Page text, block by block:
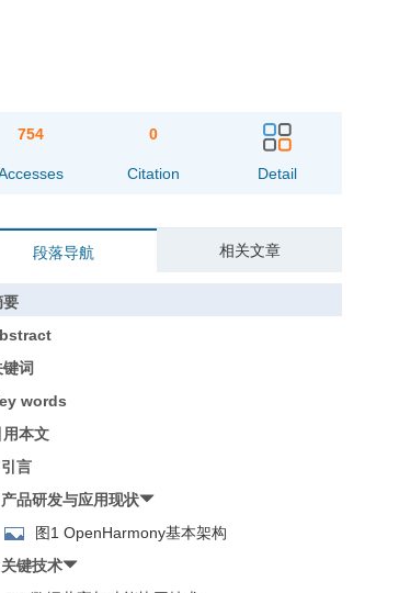
754 0
Citation Detail
段落导航 相关文章
要
键词
words
用本文
言
品研发与应用现状
图1 OpenHarmony基本架构
键技术